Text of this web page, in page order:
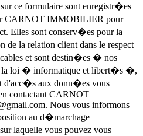
ce formulaire sont enregistr�es
CARNOT IMMOBILIER pour
Elles sont conserv�es pour la
la relation client dans le respect
et sont destin�es � nos
loi � informatique et libert�s �,
d'acc�s aux donn�es vous
contactant CARNOT
. Nous vous informons
au d�marchage
vous pouvez vous